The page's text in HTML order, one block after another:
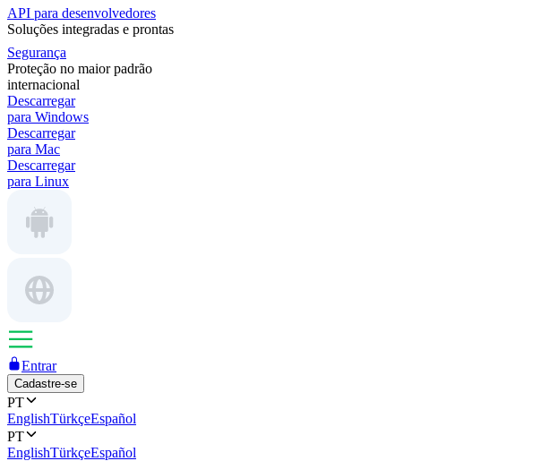
API para desenvolvedores
Soluções integradas e prontas
Segurança
Proteção no maior padrão
internacional
Descarregar
para Windows
Descarregar
para Mac
Descarregar
para Linux
Entrar
Cadastre-se
PT
EnglishTürkçeEspañol
PT
EnglishTürkçeEspañol